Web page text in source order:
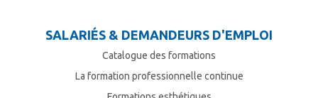
SALARIÉS & DEMANDEURS D'EMPLOI
Catalogue des formations
La formation professionnelle continue